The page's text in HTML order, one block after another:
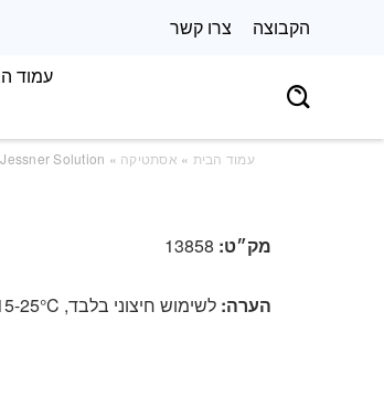
הקבוצה צרו קשר
עמוד
עמוד הבית » אסתטיקה » Jessner Solution
מק״ט: 13858
הערה: לשימוש חיצוני בלבד, 15-25°C